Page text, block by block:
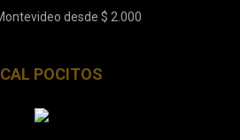
desde $ 2.000
POCITOS